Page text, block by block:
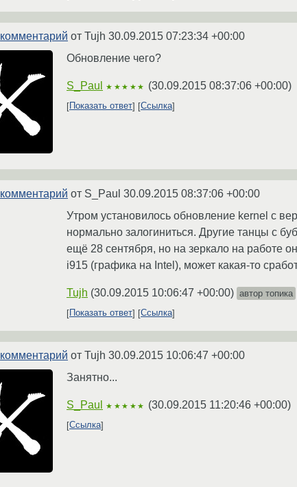
комментарий от Tujh 30.09.2015 07:23:34 +00:00
Обновление чего?
S_Paul ★★★★★ (30.09.2015 08:37:06 +00:00)
Показать ответ Ссылка
комментарий от S_Paul 30.09.2015 08:37:06 +00:00
Утром установилось обновление kernel с
нормально залогиниться. Другие танцы с
ещё 28 сентября, но на зеркало на работе
i915 (графика на Intel), может какая-то
Tujh (30.09.2015 10:06:47 +00:00) автор топика
Показать ответ
Ссылка
комментарий от Tujh 30.09.2015 10:06:47 +00:00
Занятно...
S_Paul ★★★★★ (30.09.2015 11:20:46 +00:00)
Ссылка